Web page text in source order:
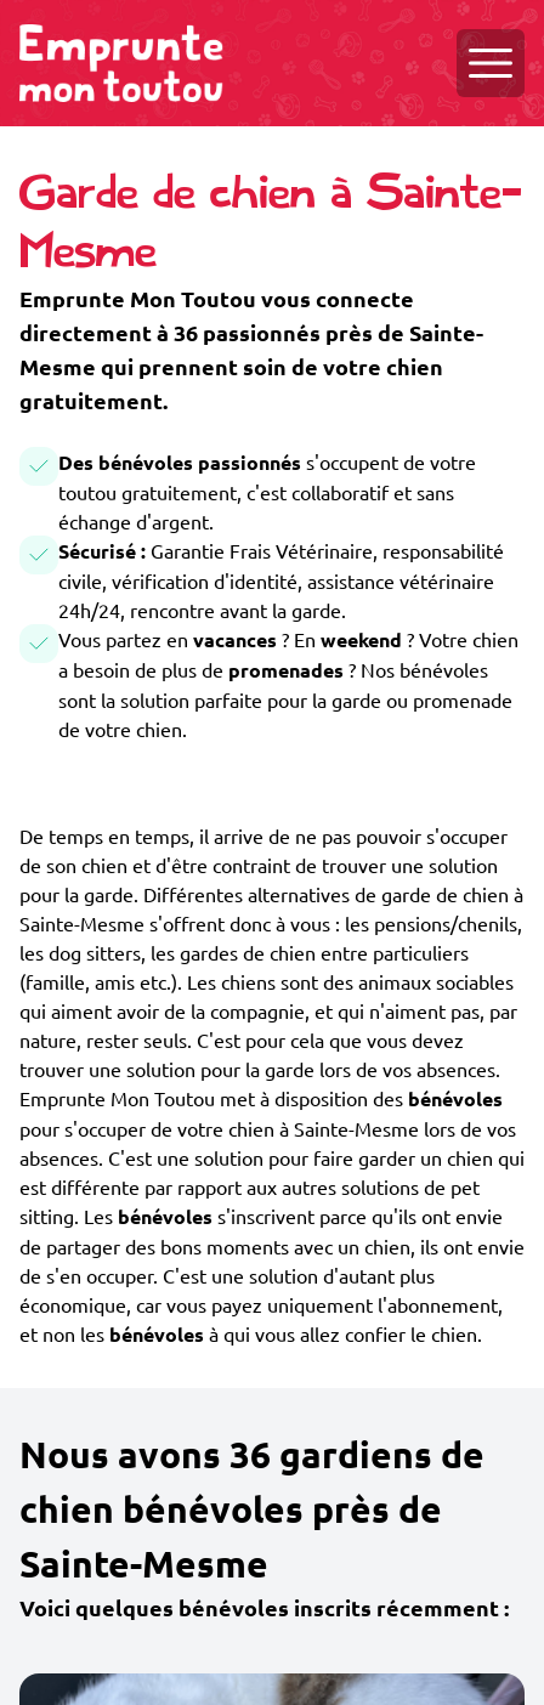
Garde de chien à Sainte-
Mesme
Emprunte Mon Toutou vous connecte
directement à 36 passionnés près de Sainte-
Mesme qui prennent soin de votre chien
gratuitement.
Des bénévoles passionnés s'occupent de votre
toutou gratuitement, c'est collaboratif et sans
échange d'argent.
Sécurisé : Garantie Frais Vétérinaire, responsabilité
civile, vérification d'identité, assistance vétérinaire
24h/24, rencontre avant la garde.
Vous partez en vacances ? En weekend ? Votre chien
a besoin de plus de promenades ? Nos bénévoles
sont la solution parfaite pour la garde ou promenade
de votre chien.
De temps en temps, il arrive de ne pas pouvoir s'occuper
de son chien et d'être contraint de trouver une solution
pour la garde. Différentes alternatives de garde de chien à
Sainte-Mesme s'offrent donc à vous : les pensions/chenils,
les dog sitters, les gardes de chien entre particuliers
(famille, amis etc.). Les chiens sont des animaux sociables
qui aiment avoir de la compagnie, et qui n'aiment pas, par
nature, rester seuls. C'est pour cela que vous devez
trouver une solution pour la garde lors de vos absences.
Emprunte Mon Toutou met à disposition des bénévoles
pour s'occuper de votre chien à Sainte-Mesme lors de vos
absences. C'est une solution pour faire garder un chien qui
est différente par rapport aux autres solutions de pet
sitting. Les bénévoles s'inscrivent parce qu'ils ont envie
de partager des bons moments avec un chien, ils ont envie
de s'en occuper. C'est une solution d'autant plus
économique, car vous payez uniquement l'abonnement,
et non les bénévoles à qui vous allez confier le chien.
Nous avons 36 gardiens de
chien bénévoles près de
Sainte-Mesme
Voici quelques bénévoles inscrits récemment :